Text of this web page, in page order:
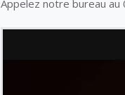
Appelez notre bureau au